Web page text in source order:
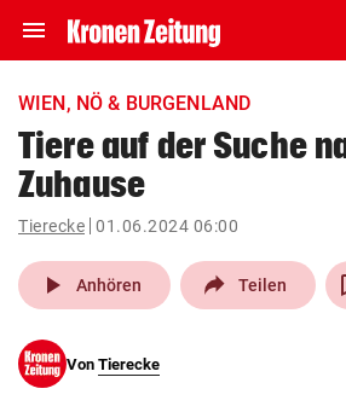
menu Navigation
ein-/ausklappen
account_circle Anmelden
pin_drop
Wien
WIEN, NÖ & BURGENLAND
Tiere auf der Suche
Zuhause
Tierecke 01.06.2024 06:00
play_arrow Anhören Teilen
Von Tierecke